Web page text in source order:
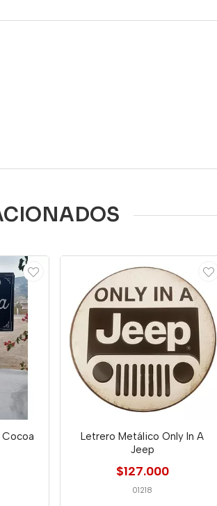
Letrero Metálico Only In A
Jeep
$127.000
01218